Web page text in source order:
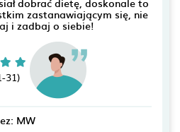
zastanawiającym się, nie
i zadbaj o siebie!
31)
MW